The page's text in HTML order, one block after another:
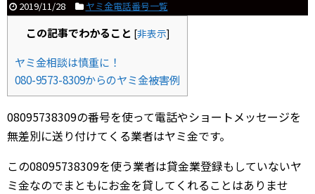
2019/11/28 ヤミ金電話番号一覧
この記事でわかること [非表示]
ヤミ金相談は慎重に！
080-9573-8309からのヤミ金被害例
08095738309の番号を使って電話やショートメッセージを
無差別に送り付けてくる業者はヤミ金です。
この08095738309を使う業者は貸金業登録もしていないヤ
ミ金なのでまともにお金を貸してくれることはありませ